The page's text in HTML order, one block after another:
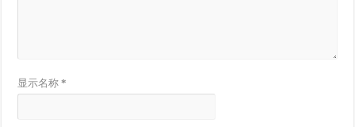
显示名称*